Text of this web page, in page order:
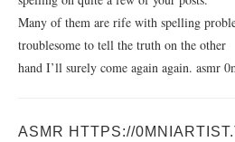
Many of them are rife with spelling
troublesome to tell the truth on the other
hand I’ll surely come again again. asmr
ASMR HTTPS://